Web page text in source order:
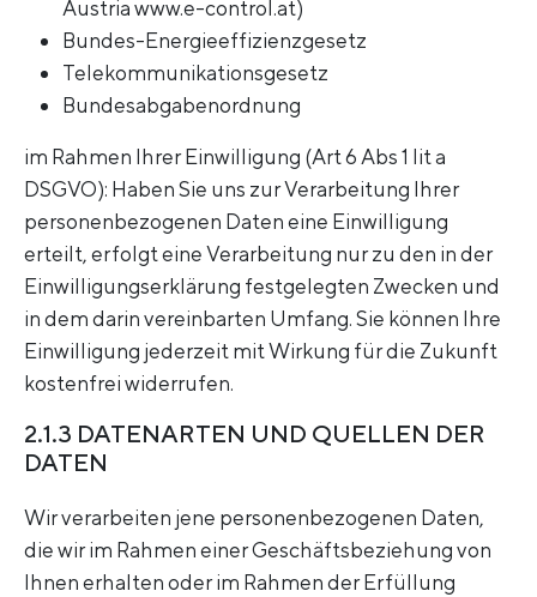
Austria www.e-control.at)
Bundes-Energieeffizienzgesetz
Telekommunikationsgesetz
Bundesabgabenordnung
im Rahmen Ihrer Einwilligung (Art 6 Abs 1 lit a
DSGVO): Haben Sie uns zur Verarbeitung Ihrer
personenbezogenen Daten eine Einwilligung
erteilt, erfolgt eine Verarbeitung nur zu den in der
Einwilligungserklärung festgelegten Zwecken und
in dem darin vereinbarten Umfang. Sie können Ihre
Einwilligung jederzeit mit Wirkung für die Zukunft
kostenfrei widerrufen.
2.1.3 DATENARTEN UND QUELLEN DER
DATEN
Wir verarbeiten jene personenbezogenen Daten,
die wir im Rahmen einer Geschäftsbeziehung von
Ihnen erhalten oder im Rahmen der Erfüllung